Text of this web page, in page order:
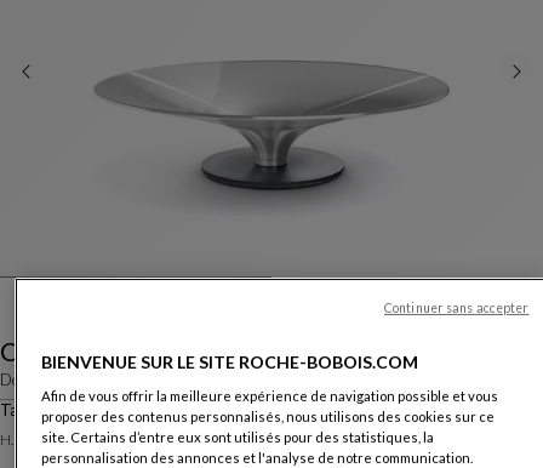
Ovni
Design
Table Basse Ø.90
H. 22 X ∅. 90 Cm
Autres dimensions
BIENVENUE SUR LE SITE ROCHE-BOBOIS.COM
Afin de vous offrir la meilleure expérience de navigation possible et vous
proposer des contenus personnalisés, nous utilisons des cookies sur ce
site. Certains d’entre eux sont utilisés pour des statistiques, la
personnalisation des annonces et l'analyse de notre communication.
Continuer sans accepter